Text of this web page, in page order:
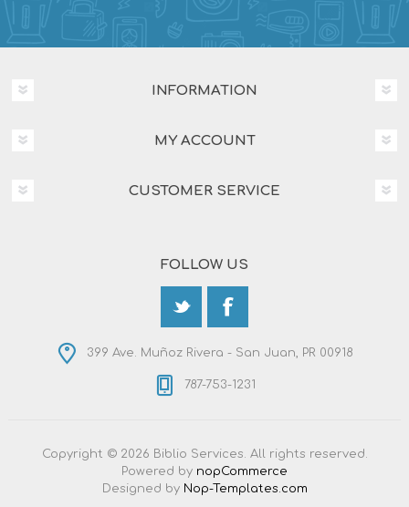
INFORMATION
MY ACCOUNT
CUSTOMER SERVICE
FOLLOW US
399 Ave. Muñoz Rivera - San Juan, PR 00918
787-753-1231
Copyright © 2026 Biblio Services. All rights reserved.
Powered by nopCommerce
Designed by Nop-Templates.com